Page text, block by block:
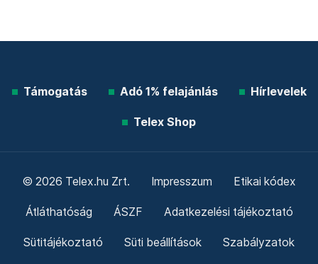
Támogatás Adó 1% felajánlás Hírlevelek
Telex Shop
© 2026 Telex.hu Zrt. Impresszum Etikai kódex
Átláthatóság ÁSZF Adatkezelési tájékoztató
Sütitájékoztató Süti beállítások Szabályzatok